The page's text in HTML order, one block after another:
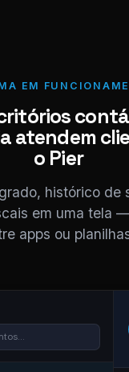
EM
atendem
o Pier
histórico de
em uma tela
apps ou